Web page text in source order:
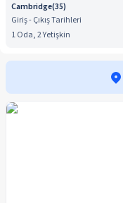
Cambridge(35)
Giriş - Çıkış Tarihleri
1 Oda, 2 Yetişkin